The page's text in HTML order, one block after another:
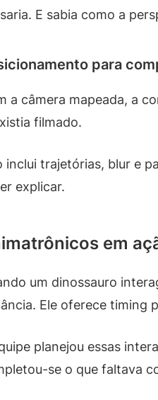
E sabia como a
para
a câmera mapeada, a
filmado.
inclui trajetórias, blur e
explicar.
em
um dinossauro
Ele oferece timing
planejou essas
se o que faltava